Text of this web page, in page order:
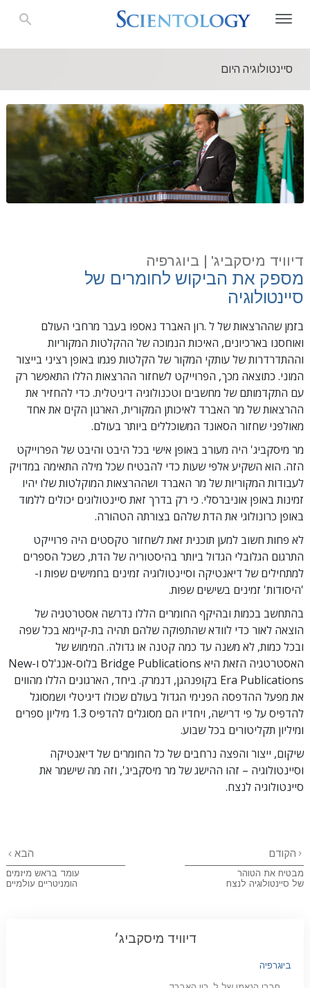
סיינטולוגיה היום
דיוויד מיסקביג' | ביוגרפיה
מספק את הביקוש לחומרים של
סיינטולוגיה
בזמן שההרצאות של ל .רון האברד נאספו בעבר מרחבי העולם
ואוחסנו בארכיונים, האיכות הנמוכה של ההקלטות המקוריות
וההתדרדרות של עותקי המקור של הקלטות פגמו באופן רציני בייצור
המוני. כתוצאה מכך, הפרוייקט לשחזור ההרצאות הללו התאפשר רק
עם התקדמותם של מחשבים וטכנולוגיה דיגיטלית. כדי להחזיר את
ההרצאות של מר האברד לאיכותן המקורית, הארגון הקים את אחד
מאולפני שחזור הסאונד המשוכללים ביותר בעולם.
מר מיסקביג' היה מעורב באופן אישי בכל היבט והיבט של הפרוייקט
הזה. הוא השקיע אלפי שעות כדי להבטיח שכל מילה התאימה במדויק
לעבודות המקוריות של מר האברד ושההרצאות המוקלטות שלו יהיו
זמינות באופן אוניברסלי. כי רק בדרך זאת סיינטולוגים יכולים ללמוד
באופן כרונולוגי את הדת שלהם בצורתה הטהורה.
לא פחות חשוב למען תוכנית זאת לשחזור טקסטים היה פרוייקט
התרגום הגלובלי הגדול ביותר בהיסטוריה של הדת, כשכל הספרים
למתחילים של דיאנטיקה וסיינטולוגיה זמינים בחמישים שפות ו-
'היסודות' זמינים בשישים שפות.
בהתחשב בכמות ובהיקף החומרים הללו נדרשה אסטרטגיה של
הוצאה לאור כדי לוודא שהתפוקה שלהם תהיה בת-קיימא בכל שפה
ובכל כמות, לא משנה עד כמה קטנה או גדולה. המימוש של
האסטרטגיה הזאת היא Bridge Publications בלוס-אנג'לס ו-New
Era Publications בקופנהגן, דנמרק. ביחד, הארגונים הללו מהווים
את מפעל ההדפסה הפנימי הגדול בעולם שכולו דיגיטלי ושמסוגל
להדפיס על פי דרישה, ויחדיו הם מסוגלים להדפיס 1.3 מיליון ספרים
ומיליון תקליטורים בכל שבוע.
שיקום, ייצור והפצה נרחבים של כל החומרים של דיאנטיקה
וסיינטולוגיה – זהו ההישג של מר מיסקביג', וזה מה שישמר את
סיינטולוגיה לנצח.
הקודם
מבטיח את הטוהר
של סיינטולוגיה לנצח
הבא
עומד בראש מיזמים
הומניטריים עולמיים
דיוויד מיסקביג׳
ביוגרפיה